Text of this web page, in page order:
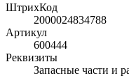
ШтрихКод
2000024834788
Артикул
600444
Реквизиты
Запасные части и